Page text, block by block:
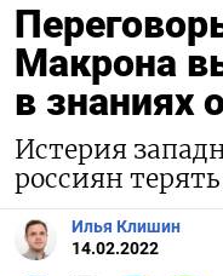
Макрона
в знаниях
Истерия
россиян
Илья Клишин
14.02.2022